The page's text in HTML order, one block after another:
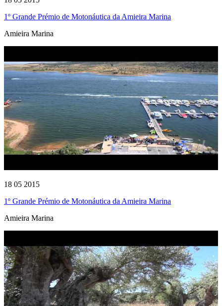
1º Grande Prémio de Motonáutica da Amieira Marina
Amieira Marina
18 05 2015
1º Grande Prémio de Motonáutica da Amieira Marina
Amieira Marina